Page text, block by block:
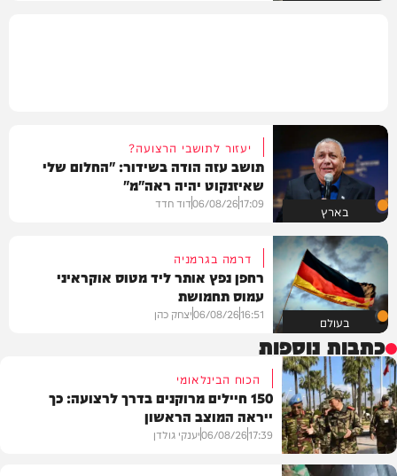
בארץ
יעזור לתושבי הרצועה?
תושב עזה הודה בשידור: "החלום שלי
שאיזנקוט יהיה ראה"מ"
17:09
06/08/26דוד חדד
בעולם
דרמה בגרמניה
רחפן נפץ אותר ליד מטוס אוקראיני
עמוס תחמושת
16:51
06/08/26יצחק כהן
כתבות נוספות
הכוח הבינלאומי
150 חיילים מרוקנים בדרך לרצועה: כך
ייראה המוצב הראשון
17:39
06/08/26יענקי גולדן